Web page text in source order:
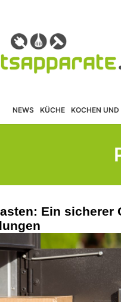
NEWS KÜCHE KOCHEN UND
Ein sicherer